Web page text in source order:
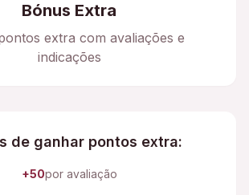
Bónus Extra
extra com avaliações e
indicações
de ganhar pontos extra:
+50por avaliação